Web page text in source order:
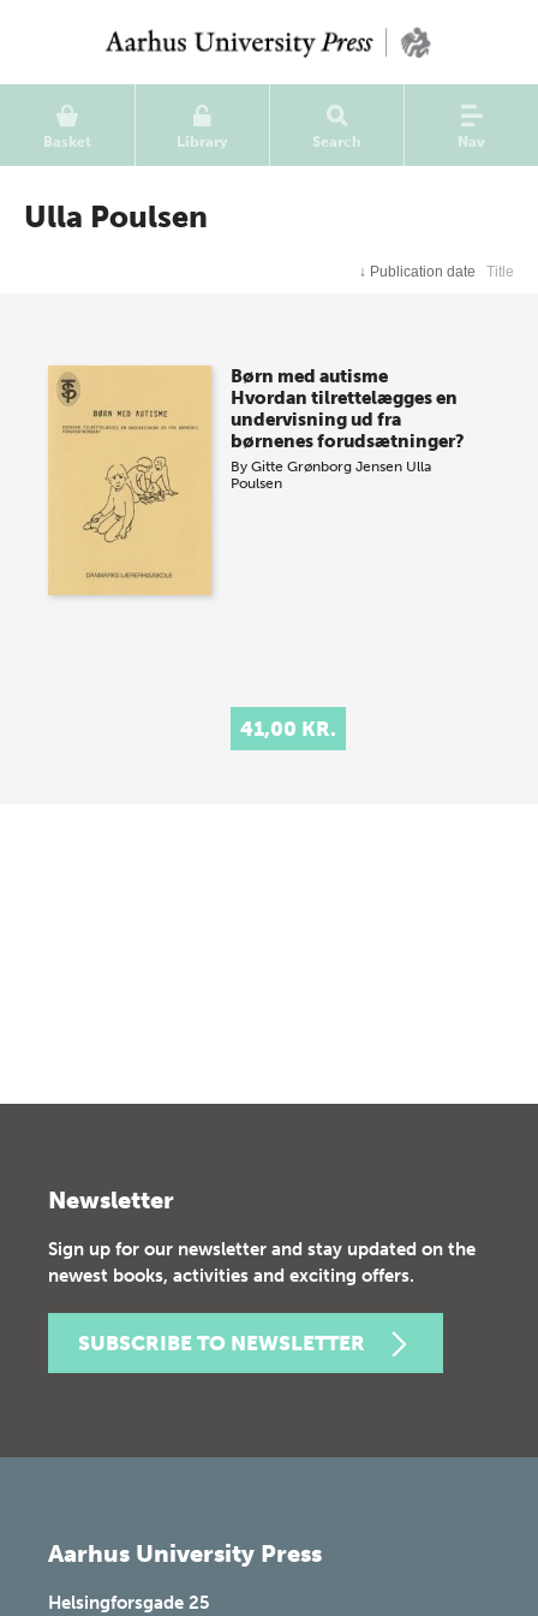
Basket Library Search Nav
Ulla Poulsen
↓ Publication date Title
Børn med autisme
Hvordan tilrettelægges en
undervisning ud fra
børnenes forudsætninger?
ByGitte Grønborg Jensen Ulla
Poulsen
41,00 KR.
Newsletter
Sign up for our newsletter and stay updated on the
newest books, activities and exciting offers.
SUBSCRIBE TO NEWSLETTER
Aarhus University Press
Helsingforsgade 25